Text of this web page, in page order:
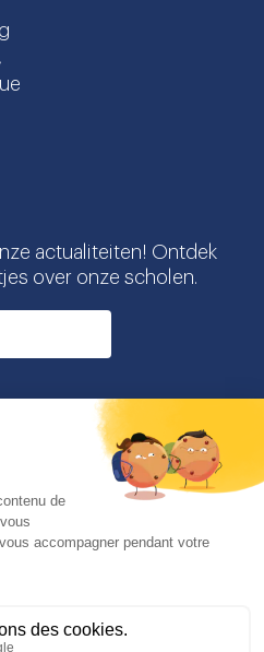
actualiteiten! Ontdek
over onze scholen.
van deze
dat ik mij op elk moment